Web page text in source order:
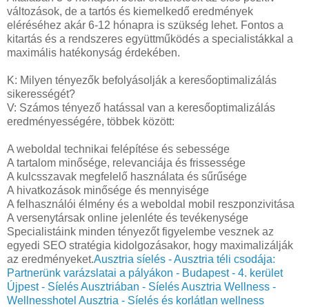
változások, de a tartós és kiemelkedő eredmények
eléréséhez akár 6-12 hónapra is szükség lehet. Fontos a
kitartás és a rendszeres együttműködés a specialistákkal a
maximális hatékonyság érdekében.
K: Milyen tényezők befolyásolják a keresőoptimalizálás
sikerességét?
V: Számos tényező hatással van a keresőoptimalizálás
eredményességére, többek között:
A weboldal technikai felépítése és sebessége
A tartalom minősége, relevanciája és frissessége
A kulcsszavak megfelelő használata és sűrűsége
A hivatkozások minősége és mennyisége
A felhasználói élmény és a weboldal mobil reszponzivitása
A versenytársak online jelenléte és tevékenysége
Specialistáink minden tényezőt figyelembe vesznek az
egyedi SEO stratégia kidolgozásakor, hogy maximalizálják
az eredményeket.Ausztria síelés - Ausztria téli csodája:
Partnerünk varázslatai a pályákon - Budapest - 4. kerület
Újpest - Síelés Ausztriában - Síelés Ausztria Wellness -
Wellnesshotel Ausztria - Síelés és korlátlan wellness